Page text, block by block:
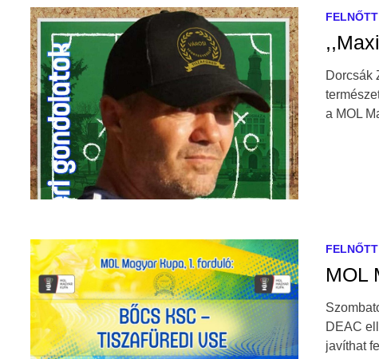
Dorcsák
a MOL
MOL
DEAC
javíthat